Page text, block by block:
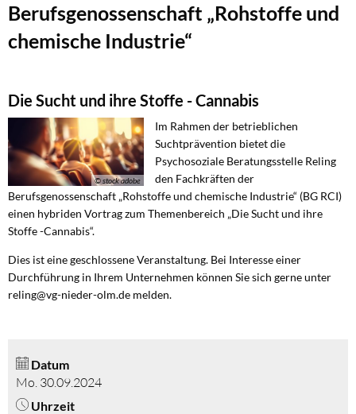
der
Berufsgenossenschaft
Berufsgenossenschaft „Rohstoffe und
chemische Industrie“
Die Sucht und ihre Stoffe - Cannabis
© stock adobe
Im Rahmen der betrieblichen
Suchtprävention bietet die
Psychosoziale Beratungsstelle Reling
den Fachkräften der
Berufsgenossenschaft „Rohstoffe und chemische Industrie“ (BG RCI)
einen hybriden Vortrag zum Themenbereich „Die Sucht und ihre
Stoffe -Cannabis“.
Dies ist eine geschlossene Veranstaltung. Bei Interesse einer
Durchführung in Ihrem Unternehmen können Sie sich gerne unter
reling@vg-nieder-olm.de melden.
Datum
Mo. 30.09.2024
Uhrzeit